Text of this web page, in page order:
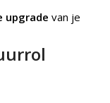
upgrade van je